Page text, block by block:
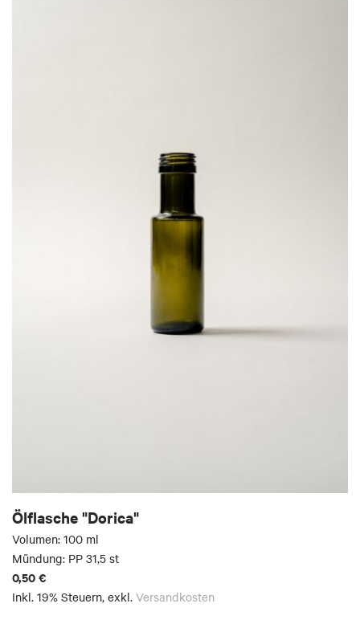
Ölflasche "Dorica"
Volumen: 100 ml
Mündung: PP 31,5 st
0,50 €
Inkl. 19% Steuern, exkl. Versandkosten